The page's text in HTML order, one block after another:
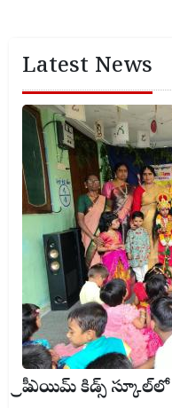
Latest News
ప్రీ ఎయిమ్ కిడ్స్